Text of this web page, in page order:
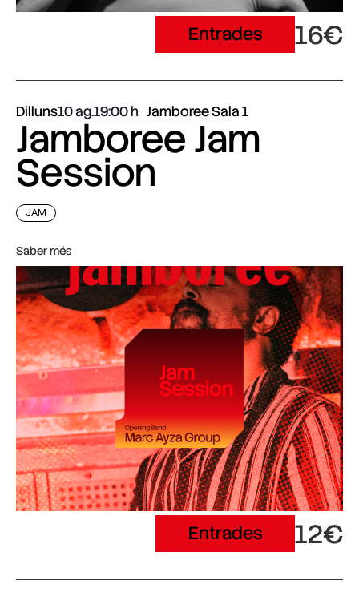
Entrades 16€
Dilluns10 ag.19:00 Jamboree Sala 1
Jamboree Jam
Session
JAM
Saber més
Entrades 12€